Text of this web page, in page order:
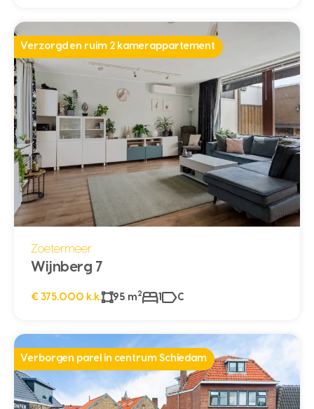
Verzorgd en ruim 2 kamerappartement
Zoetermeer
Wijnberg 7
€ 375.000 k.k. 95 m2 1 C
Verborgen parel in centrum Schiedam